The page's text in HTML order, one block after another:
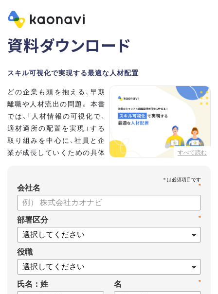
資料ダウンロード
スキル可視化で実現する最適な人材配置
すべて読む
どの企業も頭を抱える、早期
離職や人材流出の問題。 本書
では、「人材情報の可視化で、
適材適所の配置を実現」する
取り組みを中心に、社員と企
業が成長していくための具体
【資料の内容】
・不適切な人員配置の要因と悪影響
・データドリブンな人材配置のメリット
・導入イメージとリーダー育成への応用
*
会社名
*
部署区分
役職
氏名：姓 *
名